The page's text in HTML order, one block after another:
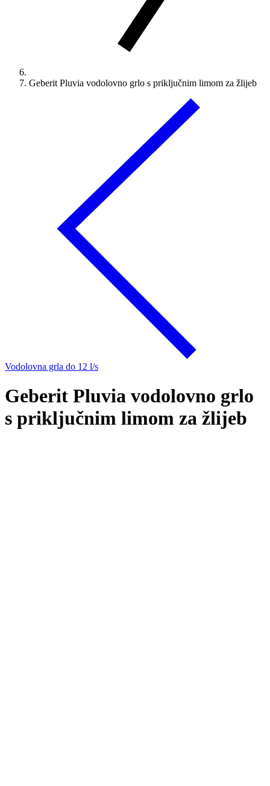
Geberit Pluvia vodolovno grlo s priključnim limom za žlijeb
Vodolovna grla do 12 l/s
Geberit Pluvia vodolovno grlo
s priključnim limom za žlijeb